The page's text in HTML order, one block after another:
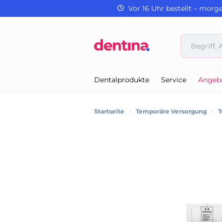
Vor 16 Uhr bestellt –
Dentalprodukte Service
Startseite > Temporäre Versorgung >